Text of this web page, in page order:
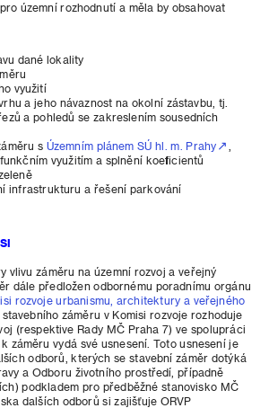
územní rozhodnutí a měla by obsahovat
dané lokality
využití
a jeho návaznost na okolní zástavbu, tj.
a pohledů se zakreslením sousedních
s Územním plánem SÚ hl. m. Prahy
využitím a splnění koeficientů
infrastrukturu a řešení parkování
vlivu záměru na územní rozvoj a veřejný
dále předložen odbornému poradnímu orgánu
rozvoje urbanismu, architektury a veřejného
stavebního záměru v Komisi rozvoje rozhoduje
(respektive Rady MČ Praha 7) ve spolupráci
záměru vydá své usnesení. Toto usnesení je
odborů, kterých se stavební záměr dotýká
a Odboru životního prostředí, případně
podkladem pro předběžné stanovisko MČ
dalších odborů si zajišťuje ORVP